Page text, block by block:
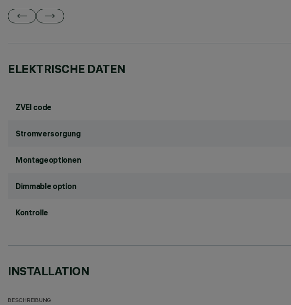
ELEKTRISCHE DATEN
ZVEI code
Stromversorgung
Montageoptionen
Dimmable option
Kontrolle
INSTALLATION
BESCHREIBUNG